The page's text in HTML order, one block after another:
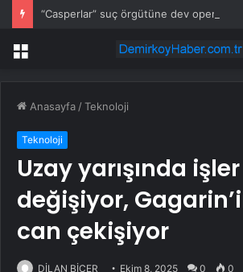
Menü
Anasayfa /Teknoloji
Teknoloji
Uzay yarışında işler
değişiyor,
can çekişiyor
DİLAN BİÇER Ekim 8, 2025 0 0